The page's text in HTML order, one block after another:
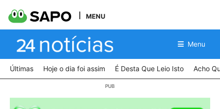
MENU
Menu
Últimas Hoje o dia foi assim É Desta Que Leio Isto Acho